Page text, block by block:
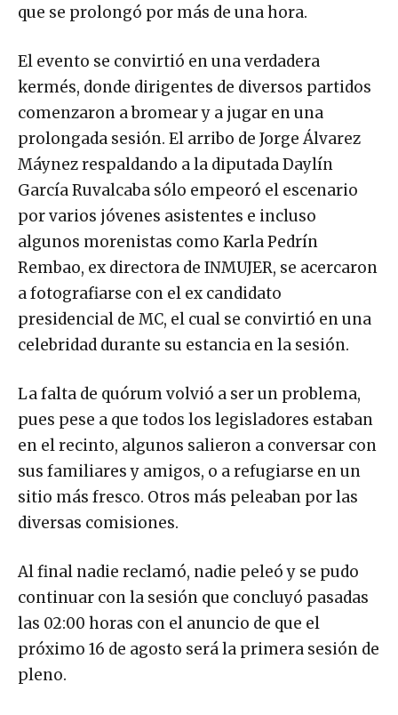
que se prolongó por más de una hora.
El evento se convirtió en una verdadera
kermés, donde dirigentes de diversos partidos
comenzaron a bromear y a jugar en una
prolongada sesión. El arribo de Jorge Álvarez
Máynez respaldando a la diputada Daylín
García Ruvalcaba sólo empeoró el escenario
por varios jóvenes asistentes e incluso
algunos morenistas como Karla Pedrín
Rembao, ex directora de INMUJER, se acercaron
a fotografiarse con el ex candidato
presidencial de MC, el cual se convirtió en una
celebridad durante su estancia en la sesión.
La falta de quórum volvió a ser un problema,
pues pese a que todos los legisladores estaban
en el recinto, algunos salieron a conversar con
sus familiares y amigos, o a refugiarse en un
sitio más fresco. Otros más peleaban por las
diversas comisiones.
Al final nadie reclamó, nadie peleó y se pudo
continuar con la sesión que concluyó pasadas
las 02:00 horas con el anuncio de que el
próximo 16 de agosto será la primera sesión de
pleno.